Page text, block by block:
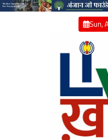
Skip
Sun,